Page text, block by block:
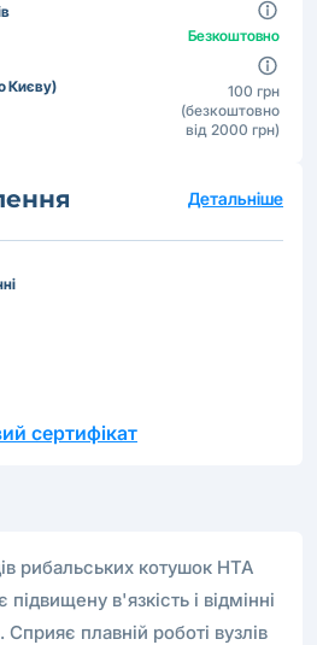
Безкоштовно
Києву)
100 грн
(безкоштовно
від 2000 грн)
Детальніше
сертифікат
рибальських котушок HTA
в'язкість і відмінні
Сприяє плавній роботі вузлів